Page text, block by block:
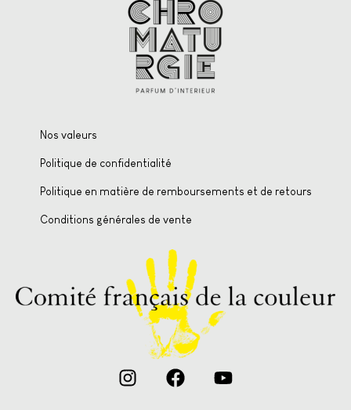
Nos valeurs
Politique de confidentialité
Politique en matière de remboursements et de retours
Conditions générales de vente